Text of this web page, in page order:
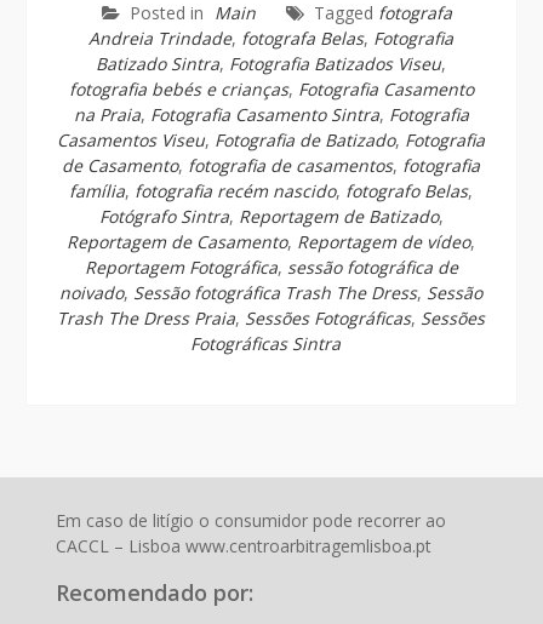
Posted in Main Tagged fotografa
Andreia Trindade, fotografa Belas, Fotografia
Batizado Sintra, Fotografia Batizados Viseu,
fotografia bebés e crianças, Fotografia Casamento
na Praia, Fotografia Casamento Sintra, Fotografia
Casamentos Viseu, Fotografia de Batizado, Fotografia
de Casamento, fotografia de casamentos, fotografia
família, fotografia recém nascido, fotografo Belas,
Fotógrafo Sintra, Reportagem de Batizado,
Reportagem de Casamento, Reportagem de vídeo,
Reportagem Fotográfica, sessão fotográfica de
noivado, Sessão fotográfica Trash The Dress, Sessão
Trash The Dress Praia, Sessões Fotográficas, Sessões
Fotográficas Sintra
Em caso de litígio o consumidor pode recorrer ao
CACCL – Lisboa www.centroarbitragemlisboa.pt
Recomendado por: